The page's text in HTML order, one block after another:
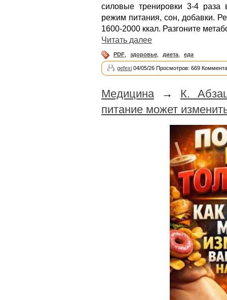
силовые тренировки 3-4 раза
режим питания, сон, добавки.
1600-2000 ккал. Разгоните
Читать далее
PDF здоровье диета еда
gefexi 04/05/26 Просмотров: 669
Медицина→ К.
питание может